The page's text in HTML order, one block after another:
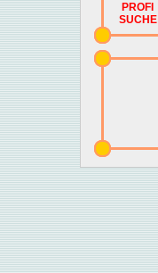
PROFI
SUCHE